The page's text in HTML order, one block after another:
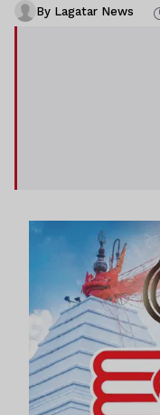
By Lagatar News